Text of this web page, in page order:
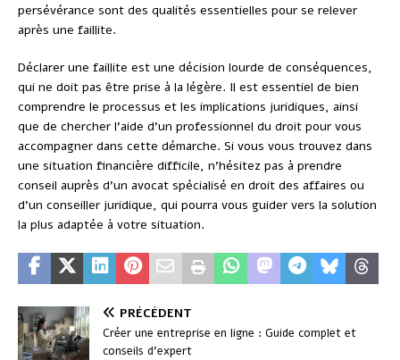
persévérance sont des qualités essentielles pour se relever
après une faillite.
Déclarer une faillite est une décision lourde de conséquences,
qui ne doit pas être prise à la légère. Il est essentiel de bien
comprendre le processus et les implications juridiques, ainsi
que de chercher l’aide d’un professionnel du droit pour vous
accompagner dans cette démarche. Si vous vous trouvez dans
une situation financière difficile, n’hésitez pas à prendre
conseil auprès d’un avocat spécialisé en droit des affaires ou
d’un conseiller juridique, qui pourra vous guider vers la solution
la plus adaptée à votre situation.
PRÉCÉDENT
Créer une entreprise en ligne : Guide complet et
conseils d’expert